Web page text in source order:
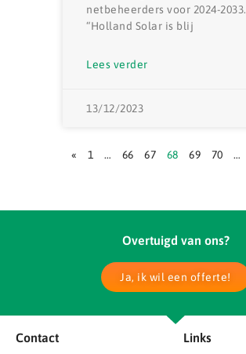
netbeheerders voor 2024-2033.
“Holland Solar is blij
Lees verder
13/12/2023
« 1 … 66 67 68 69 70 …
Overtuigd van ons?
Ja, ik wil een offerte!
Contact Links